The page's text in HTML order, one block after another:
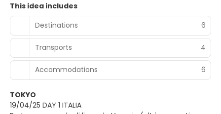
This idea includes
Destinations
6
Transports 4
Accommodations 6
TOKYO
19/04/25 DAY 1 ITALIA